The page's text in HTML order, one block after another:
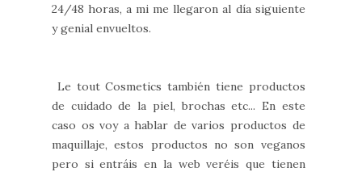
24/48 horas, a mi me llegaron al día siguiente
y genial envueltos.
Le tout Cosmetics también tiene productos
de cuidado de la piel, brochas etc... En este
caso os voy a hablar de varios productos de
maquillaje, estos productos no son veganos
pero si entráis en la web veréis que tienen